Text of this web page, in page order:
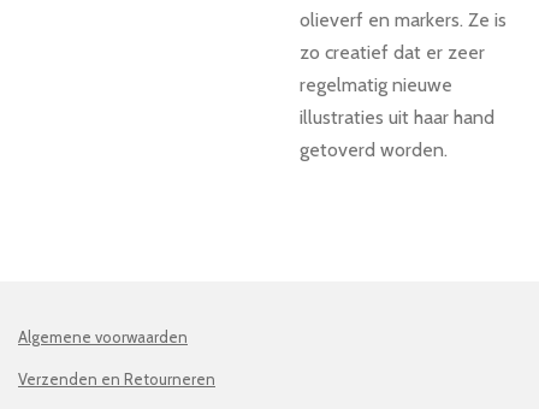
olieverf en markers. Ze is
zo creatief dat er zeer
regelmatig nieuwe
illustraties uit haar hand
getoverd worden.
Algemene voorwaarden
Verzenden en Retourneren